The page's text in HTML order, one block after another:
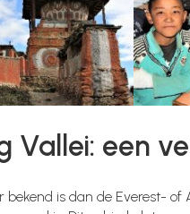
Vallei: een
bekend is dan de Everest-